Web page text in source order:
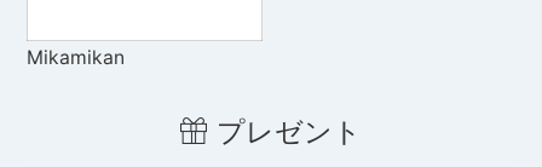
Mikamikan
プレゼント